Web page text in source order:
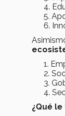
¿Qué